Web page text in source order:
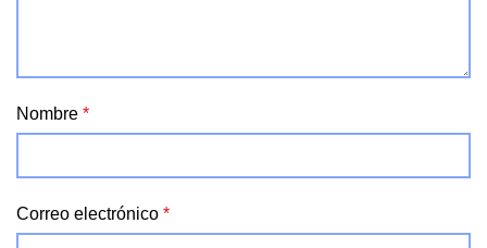
Nombre *
Correo electrónico *